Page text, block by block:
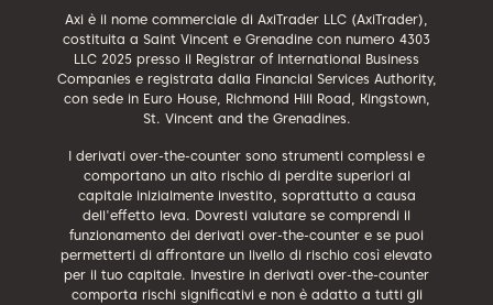
Axi è il nome commerciale di AxiTrader LLC (AxiTrader),
costituita a Saint Vincent e Grenadine con numero 4303
LLC 2025 presso il Registrar of International Business
Companies e registrata dalla Financial Services Authority,
con sede in Euro House, Richmond Hill Road, Kingstown,
St. Vincent and the Grenadines.
I derivati over-the-counter sono strumenti complessi e
comportano un alto rischio di perdite superiori al
capitale inizialmente investito, soprattutto a causa
dell'effetto leva. Dovresti valutare se comprendi il
funzionamento dei derivati over-the-counter e se puoi
permetterti di affrontare un livello di rischio così elevato
per il tuo capitale. Investire in derivati over-the-counter
comporta rischi significativi e non è adatto a tutti gli